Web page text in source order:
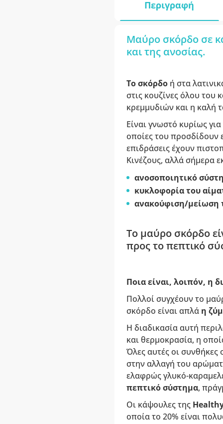
Περιγραφή
Μαύρο σκόρδο σε
και της ανοσίας.
Το σκόρδοή στα
στις κουζίνες όλου του
κρεμμυδιών και η καλή
Είναι γνωστό κυρίως για
οποίες του προσδίδουν
επιδράσεις έχουν
Κινέζους, αλλά σήμερα
ανοσοποιητικό
κυκλοφορία του
ανακούφιση/μείωση
Το μαύρο σκόρδο
προς το πεπτικό
Ποια είναι, λοιπόν, η
Πολλοί συγχέουν το
σκόρδο είναι απλά η
Η διαδικασία αυτή
και θερμοκρασία, η
Όλες αυτές οι
στην αλλαγή του
ελαφρώς γλυκό-
πεπτικό σύστημα,
Οι κάψουλες της
οποία το 20% είναι